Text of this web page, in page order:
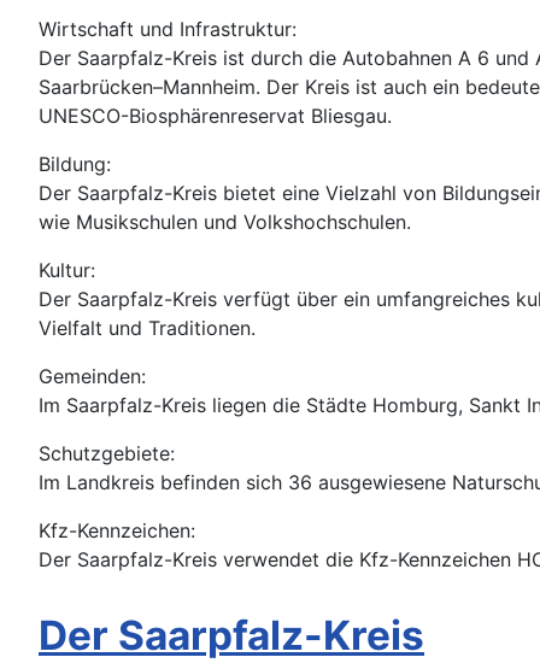
Wirtschaft und Infrastruktur:
Der Saarpfalz-Kreis ist durch die Autobahnen A 6
Saarbrücken–Mannheim. Der Kreis ist auch ein
UNESCO-Biosphärenreservat Bliesgau.
Bildung:
Der Saarpfalz-Kreis bietet eine Vielzahl von
wie Musikschulen und Volkshochschulen.
Kultur:
Der Saarpfalz-Kreis verfügt über ein umfangreiches
Vielfalt und Traditionen.
Gemeinden:
Im Saarpfalz-Kreis liegen die Städte Homburg, Sankt
Schutzgebiete:
Im Landkreis befinden sich 36 ausgewiesene
Kfz-Kennzeichen:
Der Saarpfalz-Kreis verwendet die Kfz-Kennzeichen
Der Saarpfalz-Kreis